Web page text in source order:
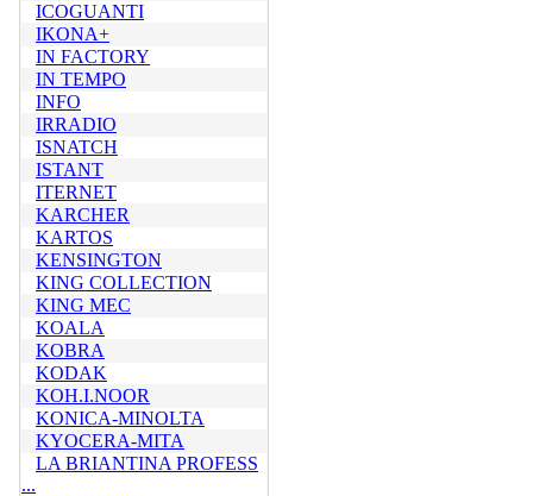
ICOGUANTI
IKONA+
IN FACTORY
IN TEMPO
INFO
IRRADIO
ISNATCH
ISTANT
ITERNET
KARCHER
KARTOS
KENSINGTON
KING COLLECTION
KING MEC
KOALA
KOBRA
KODAK
KOH.I.NOOR
KONICA-MINOLTA
KYOCERA-MITA
LA BRIANTINA PROFESS
...